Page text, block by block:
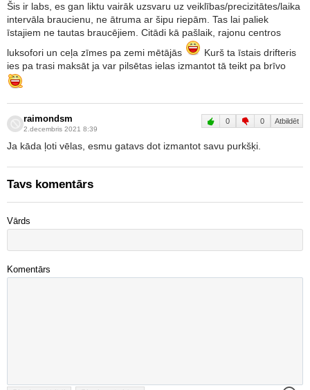
Šis ir labs, es gan liktu vairāk uzsvaru uz veiklības/precizitātes/laika
intervāla braucienu, ne ātruma ar šipu riepām. Tas lai paliek
īstajiem ne tautas braucējiem. Citādi kā pašlaik, rajonu centros
luksofori un ceļa zīmes pa zemi mētājās
Kurš ta īstais drifteris
ies pa trasi maksāt ja var pilsētas ielas izmantot tā teikt pa brīvo
raimondsm
2.decembris 2021 8:39
0 0 Atbildēt
Ja kāda ļoti vēlas, esmu gatavs dot izmantot savu purkšķi.
Tavs komentārs
Vārds
Komentārs